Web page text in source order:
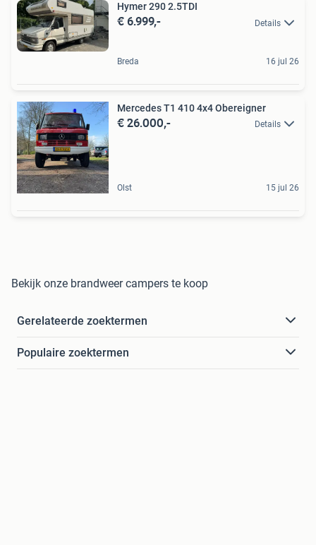
Hymer 290 2.5TDI
€ 6.999,- Details
Breda 16 jul 26
Mercedes T1 410 4x4 Obereigner
€ 26.000,- Details
Olst 15 jul 26
Bekijk onze brandweer campers te koop
Gerelateerde zoektermen
Populaire zoektermen